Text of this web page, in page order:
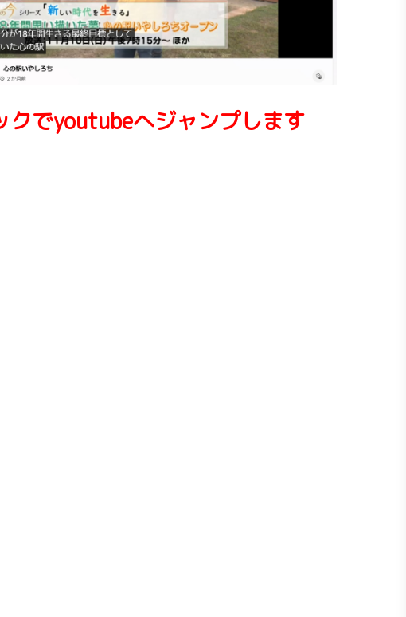
でyoutubeへジャンプします